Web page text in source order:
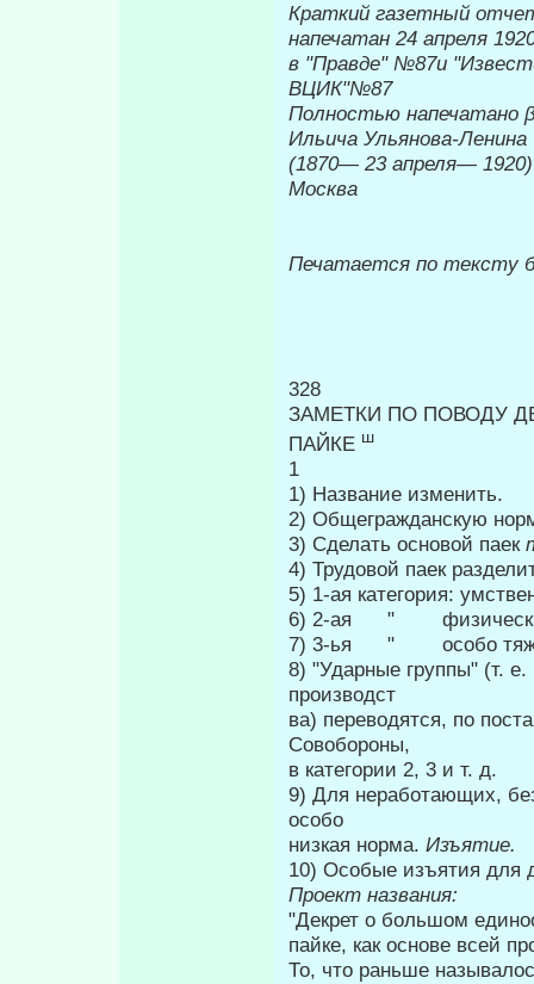
Краткий газетный
напечатан 24 апреля
в "Правде" №87и
ВЦИК"№87
Полностью напечатано
Ильича Ульянова-Ленина
(1870— 23 апреля—
Москва
Печатается по тексту
328
ЗАМЕТКИ ПО ПОВОДУ
ПАЙКЕ ш
1
1) Название изменить.
2) Общегражданскую
3) Сделать основой паек
4) Трудовой паек
5) 1-ая категория:
6) 2-ая "
7) 3-ья " особо
8) "Ударные группы" (т.
производст­
ва) переводятся, по
Совобороны,
в категории 2, 3 и т. д.
9) Для неработающих,
особо
низкая норма. Изъятие.
10) Особые изъятия для
Проект названия:
"Декрет о большом
пайке, как основе всей
То, что раньше